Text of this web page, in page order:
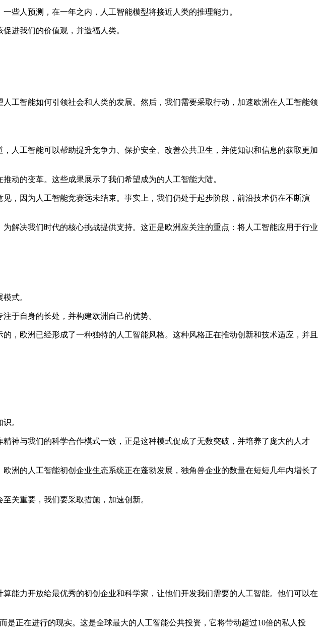
些人预测，在一年之内，人工智能模型将接近人类的推理能力。
进我们的价值观，并造福人类。
工智能如何引领社会和人类的发展。然后，我们需要采取行动，加速欧洲在人工智能领
人工智能可以帮助提升竞争力、保护安全、改善公共卫生，并使知识和信息的获取更加
的变革。这些成果展示了我们希望成为的人工智能大陆。
，因为人工智能竞赛远未结束。事实上，我们仍处于起步阶段，前沿技术仍在不断演
解决我们时代的核心挑战提供支持。这正是欧洲应关注的重点：将人工智能应用于行业
式。
于自身的长处，并构建欧洲自己的优势。
，欧洲已经形成了一种独特的人工智能风格。这种风格正在推动创新和技术适应，并且
。
神与我们的科学合作模式一致，正是这种模式促成了无数突破，并培养了庞大的人才
洲的人工智能初创企业生态系统正在蓬勃发展，独角兽企业的数量在短短几年内增长了
关重要，我们要采取措施，加速创新。
能力开放给最优秀的初创企业和科学家，让他们开发我们需要的人工智能。他们可以在
正在进行的现实。这是全球最大的人工智能公共投资，它将带动超过10倍的私人投